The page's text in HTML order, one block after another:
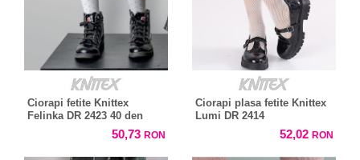
Ciorapi fetite Knittex
Felinka DR 2423 40 den
50,73 RON
Ciorapi plasa fetite Knittex
Lumi DR 2414
52,02 RON